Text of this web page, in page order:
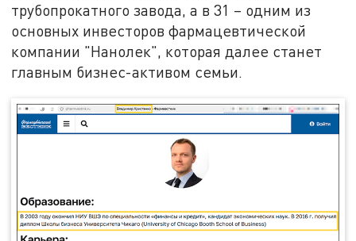
трубопрокатного завода, а в 31 – одним из
основных инвесторов фармацевтической
компании "Нанолек", которая далее станет
главным бизнес-активом семьи.